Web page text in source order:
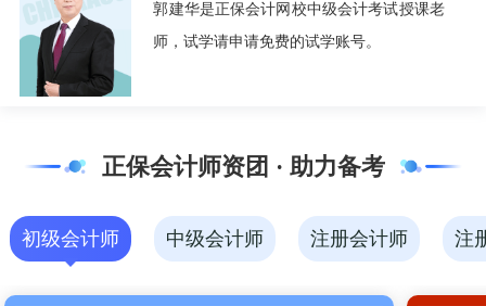
郭建华是正保会计网校中级会计考试授课老
师，试学请申请免费的试学账号。
正保会计师资团 · 助力备考
初级会计师 中级会计师 注册会计师 注